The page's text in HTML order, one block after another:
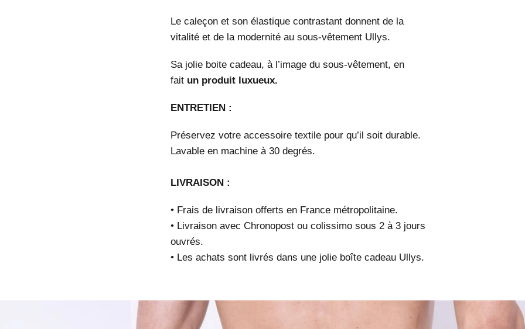
Le caleçon et son élastique contrastant donnent de la
vitalité et de la modernité au sous-vêtement Ullys.
Sa jolie boite cadeau, à l’image du sous-vêtement, en
fait un produit luxueux.
ENTRETIEN :
Préservez votre accessoire textile pour qu’il soit durable.
Lavable en machine à 30 degrés.
LIVRAISON :
• Frais de livraison offerts en France métropolitaine.
• Livraison avec Chronopost ou colissimo sous 2 à 3 jours
ouvrés.
• Les achats sont livrés dans une jolie boîte cadeau Ullys.